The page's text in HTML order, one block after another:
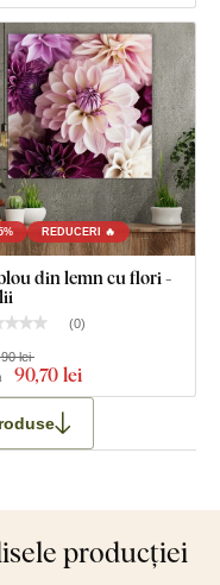
REDUCERI 🔥
din lemn cu flori -
(0)
90,70 lei
lei
producției